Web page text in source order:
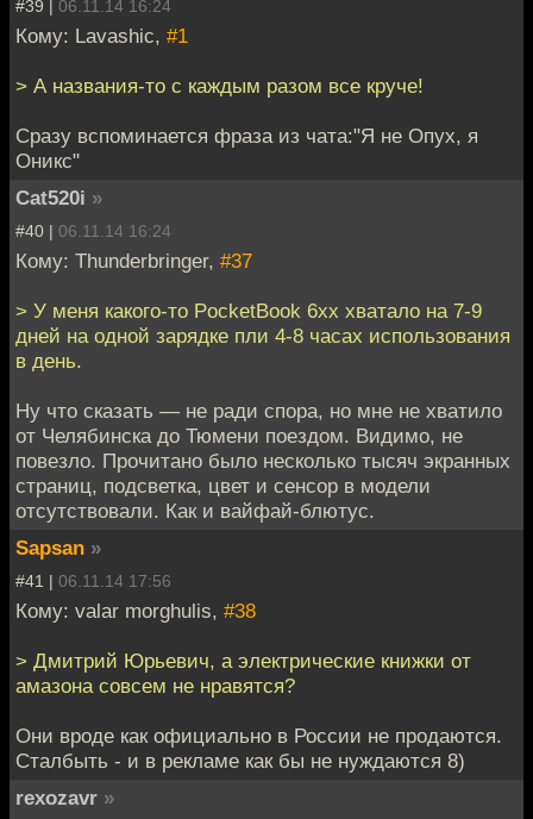
#39 | 06.11.14 16:24
Кому: Lavashic, #1
> А названия-то с каждым разом все круче!
Сразу вспоминается фраза из чата:"Я не Опух, я
Оникс"
Cat520i »
#40 | 06.11.14 16:24
Кому: Thunderbringer, #37
> У меня какого-то PocketBook 6xx хватало на 7-9
дней на одной зарядке пли 4-8 часах использования
в день.
Ну что сказать — не ради спора, но мне не хватило
от Челябинска до Тюмени поездом. Видимо, не
повезло. Прочитано было несколько тысяч экранных
страниц, подсветка, цвет и сенсор в модели
отсутствовали. Как и вайфай-блютус.
Sapsan »
#41 | 06.11.14 17:56
Кому: valar morghulis, #38
> Дмитрий Юрьевич, а электрические книжки от
амазона совсем не нравятся?
Они вроде как официально в России не продаются.
Сталбыть - и в рекламе как бы не нуждаются 8)
rexozavr »